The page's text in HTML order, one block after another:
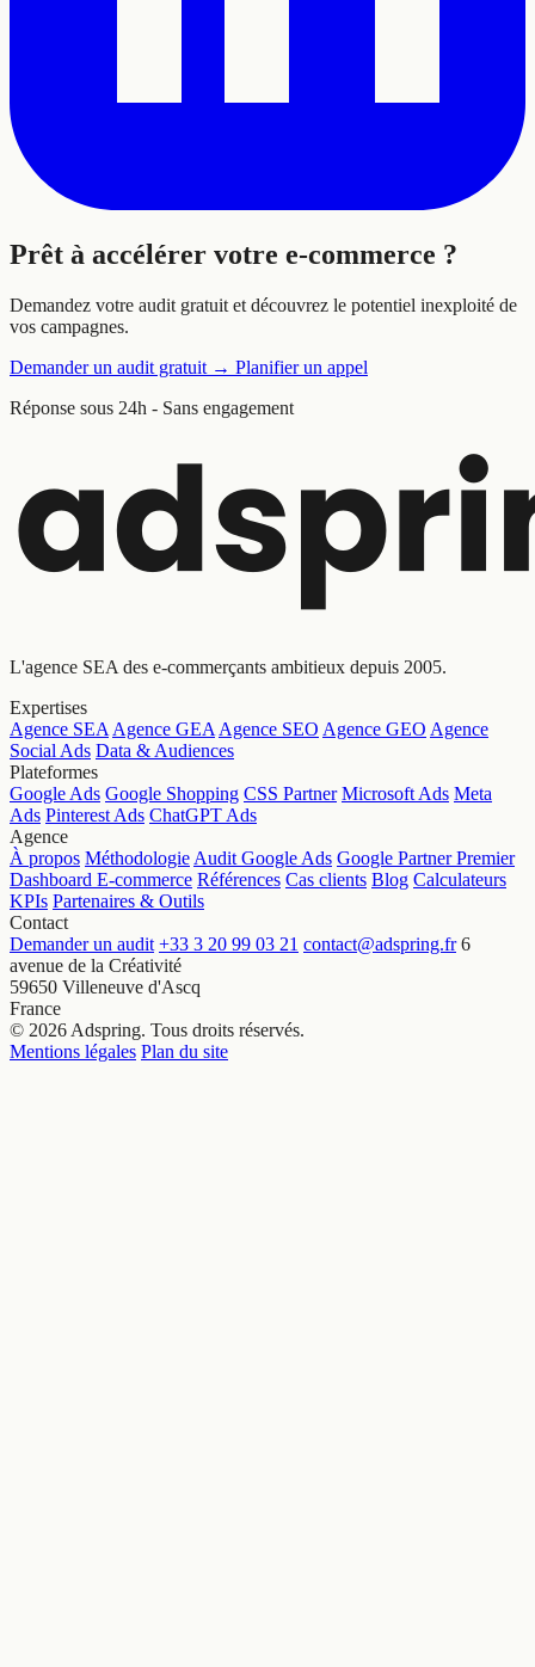
Prêt à accélérer votre e-commerce ?
Demandez votre audit gratuit et découvrez le potentiel inexploité de
vos campagnes.
Demander un audit gratuit → Planifier un appel
Réponse sous 24h - Sans engagement
L'agence SEA des e-commerçants ambitieux depuis 2005.
Expertises
Agence SEA Agence GEA Agence SEO Agence GEO Agence
Social Ads Data & Audiences
Plateformes
Google Ads Google Shopping CSS Partner Microsoft Ads Meta
Ads Pinterest Ads ChatGPT Ads
Agence
À propos Méthodologie Audit Google Ads Google Partner Premier
Dashboard E-commerce Références Cas clients Blog Calculateurs
KPIs Partenaires & Outils
Contact
Demander un audit +33 3 20 99 03 21 contact@adspring.fr 6
avenue de la Créativité
59650 Villeneuve d'Ascq
France
© 2026 Adspring. Tous droits réservés.
Mentions légales Plan du site